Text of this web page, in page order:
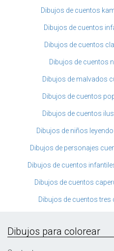
Dibujos de cuentos
Dibujos de cuentos
Dibujos de cuentos
Dibujos de cuentos
Dibujos de malvados
Dibujos de cuentos
Dibujos de cuentos
Dibujos de niños
Dibujos de personajes
Dibujos de cuentos
Dibujos de cuentos
Dibujos de cuentos
Dibujos para colorear